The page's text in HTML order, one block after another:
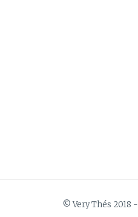
© Very Thés 2018 -